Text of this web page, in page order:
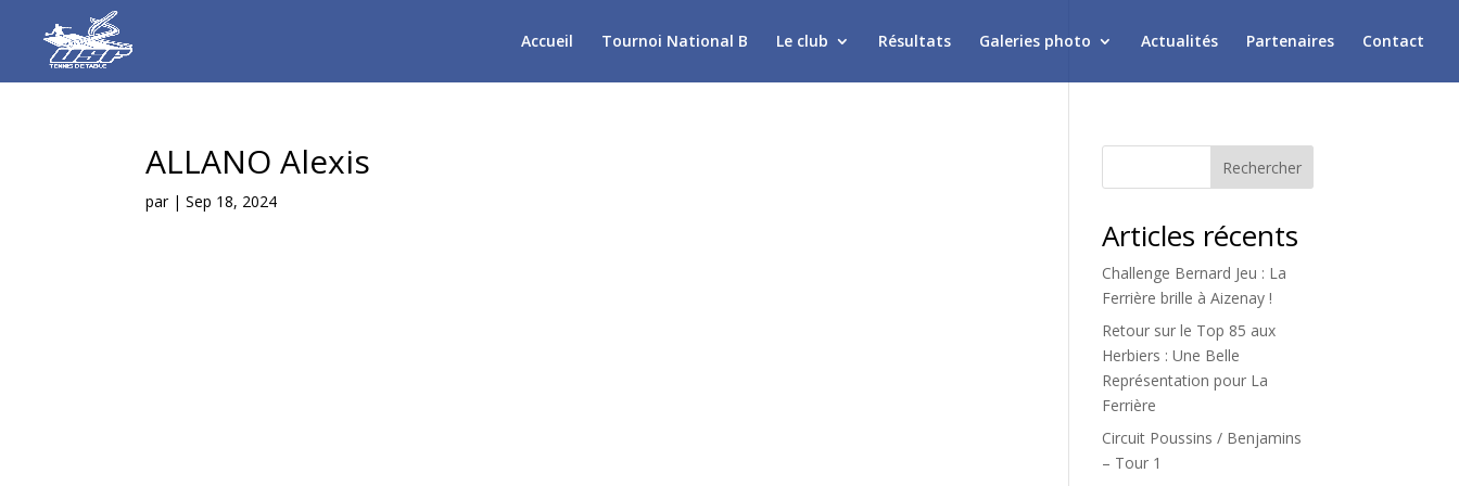
Accueil Tournoi National B Le club Résultats Galeries photo Actualités Partenaires Contact
ALLANO Alexis
par |Sep 18, 2024
Rechercher
Articles récents
Challenge Bernard Jeu : La
Ferrière brille à Aizenay !
Retour sur le Top 85 aux
Herbiers : Une Belle
Représentation pour La
Ferrière
Circuit Poussins / Benjamins
– Tour 1